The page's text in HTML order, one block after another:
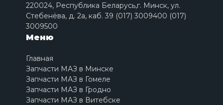
220024, Республика Беларусь,г. Минск, ул.
Стебенёва, д. 2a, каб. 39 (017) 3009400 (017)
3009500
Меню
Главная
Запчасти МАЗ в Минске
Запчасти МАЗ в Гомеле
Запчасти МАЗ в Гродно
Запчасти МАЗ в Витебске